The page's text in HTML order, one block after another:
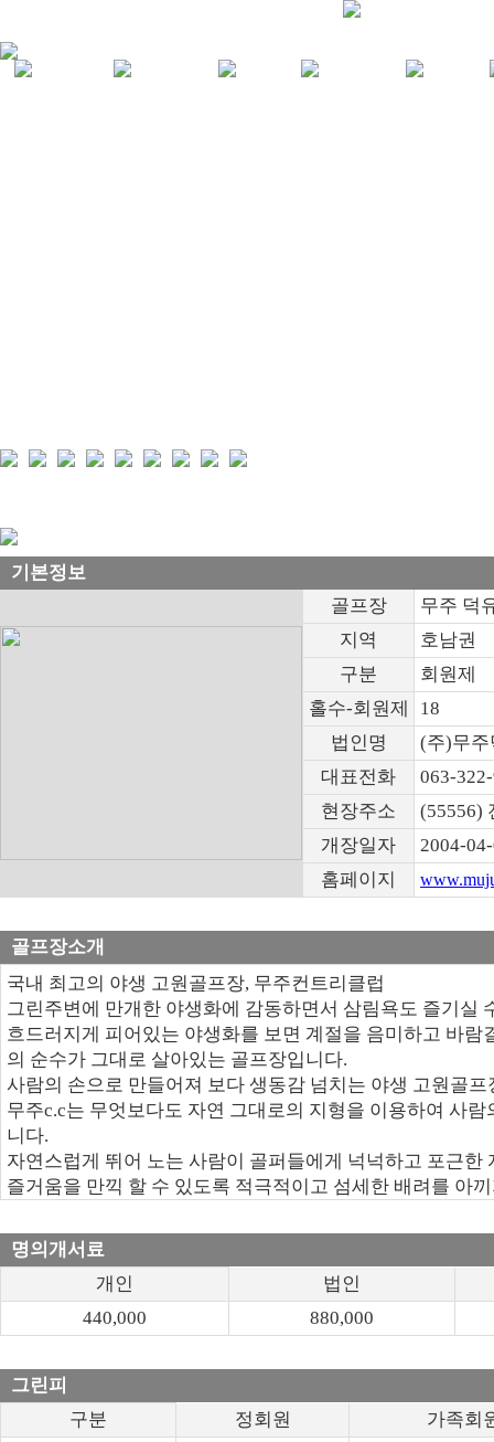
기본정보
골프장
무주 덕
지역
호남권
구분
회원제
홀수-회원제
18
법인명
(주)무주
대표전화
063-
현장주소
(55556)
개장일자
2004-
홈페이지
골프장소개
국내 최고의 야생 고원골프장, 무주컨트리클럽
그린주변에 만개한 야생화에 감동하면서 삼림욕도 즐기실
흐드러지게 피어있는 야생화를 보면 계절을 음미하고 바
의 순수가 그대로 살아있는 골프장입니다.
사람의 손으로 만들어져 보다 생동감 넘치는 야생 고원골
무주c.c는 무엇보다도 자연 그대로의 지형을 이용하여 사
니다.
자연스럽게 뛰어 노는 사람이 골퍼들에게 넉넉하고 포근
즐거움을 만끽 할 수 있도록 적극적이고 섬세한 배려를 아
명의개서료
개인
법인
440,000
880,000
그린피
구분
정회원
가족회